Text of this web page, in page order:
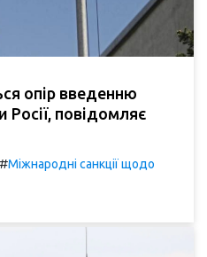
опір введенню
Росії, повідомляє
#Міжнародні санкції щодо